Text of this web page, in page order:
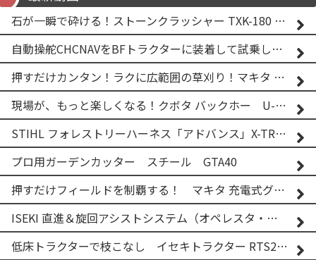
石が一瞬で砕ける！ストーンクラッシャー TXK-180 実演
自動操舵CHCNAVをBFトラクターに装着して試乗してみた！！ CHCNAV NX610
押すだけカンタン！ラクに広範囲の草刈り！マキタ バッテリー式草刈り機 MUG001G 2
現場が、もっと楽しくなる！クボタ バックホー U-25-3A
STIHL フォレストリーハーネス「アドバンス」X-TREEm
プロ用ガーデンカッター スチール GTA40
押すだけフィールドを制覇する！ マキタ 充電式グランドトリマー MUG001G
ISEKI 直進＆旋回アシストシステム（オペレスタ・ターン）搭載 イセキ 乗用田植機 PRJ8D-ZJL
低床トラクターで枝こなし イセキトラクター RTS205NS & フレールモア FNC1202F